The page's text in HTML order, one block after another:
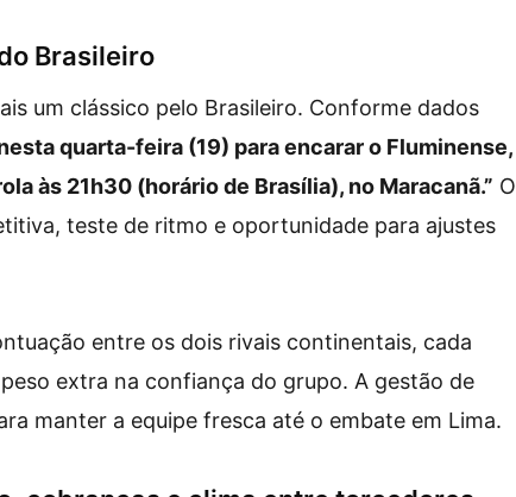
Brasileiro
um clássico pelo Brasileiro. Conforme dados
quarta-feira (19) para encarar o Fluminense,
às 21h30 (horário de Brasília), no Maracanã.” O
teste de ritmo e oportunidade para ajustes
entre os dois rivais continentais, cada
extra na confiança do grupo. A gestão de
manter a equipe fresca até o embate em Lima.